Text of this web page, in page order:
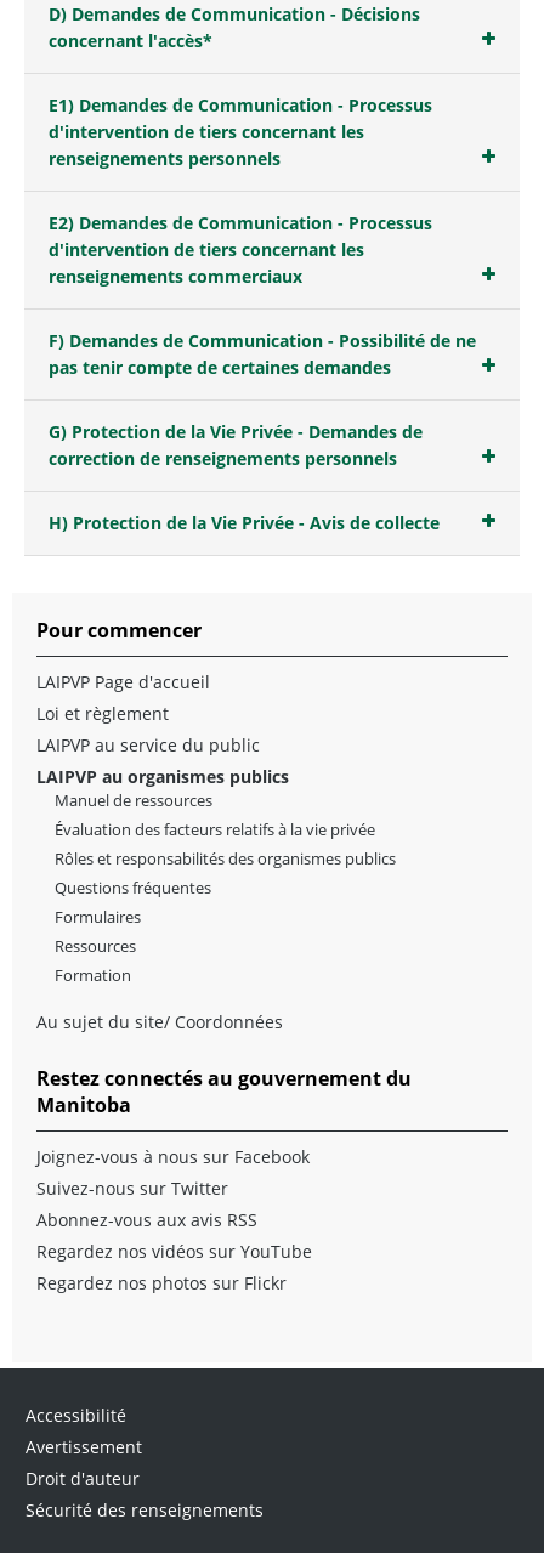
D) Demandes de Communication - Décisions
concernant l'accès*
E1) Demandes de Communication - Processus
d'intervention de tiers concernant les
renseignements personnels
E2) Demandes de Communication - Processus
d'intervention de tiers concernant les
renseignements commerciaux
F) Demandes de Communication - Possibilité de ne
pas tenir compte de certaines demandes
G) Protection de la Vie Privée - Demandes de
correction de renseignements personnels
H) Protection de la Vie Privée - Avis de collecte
Pour commencer
LAIPVP Page d'accueil
Loi et règlement
LAIPVP au service du public
LAIPVP au organismes publics
Manuel de ressources
Évaluation des facteurs relatifs à la vie privée
Rôles et responsabilités des organismes publics
Questions fréquentes
Formulaires
Ressources
Formation
Au sujet du site/ Coordonnées
Restez connectés au gouvernement du
Manitoba
Joignez-vous à nous sur Facebook
Suivez-nous sur Twitter
Abonnez-vous aux avis RSS
Regardez nos vidéos sur YouTube
Regardez nos photos sur Flickr
Accessibilité
Avertissement
Droit d'auteur
Sécurité des renseignements